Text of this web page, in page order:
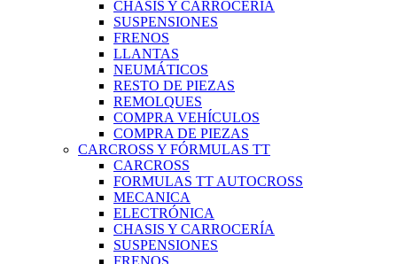
CHASIS Y CARROCERÍA
SUSPENSIONES
FRENOS
LLANTAS
NEUMÁTICOS
RESTO DE PIEZAS
REMOLQUES
COMPRA VEHÍCULOS
COMPRA DE PIEZAS
CARCROSS Y FÓRMULAS TT
CARCROSS
FORMULAS TT AUTOCROSS
MECANICA
ELECTRÓNICA
CHASIS Y CARROCERÍA
SUSPENSIONES
FRENOS